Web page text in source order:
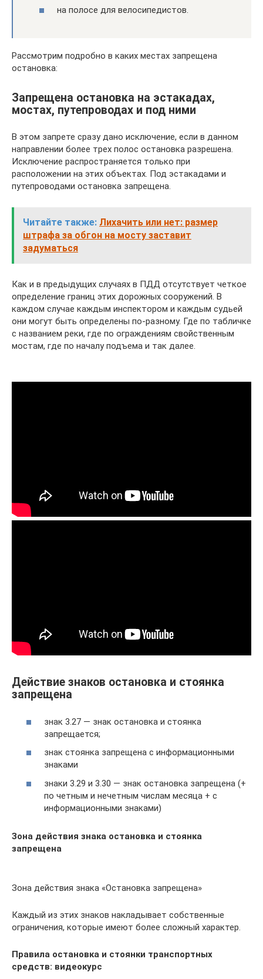
на полосе для велосипедистов.
Рассмотрим подробно в каких местах запрещена
остановка:
Запрещена остановка на эстакадах,
мостах, путепроводах и под ними
В этом запрете сразу дано исключение, если в данном
направлении более трех полос остановка разрешена.
Исключение распространяется только при
расположении на этих объектах. Под эстакадами и
путепроводами остановка запрещена.
Читайте также: Лихачить или нет: размер
штрафа за обгон на мосту заставит
задуматься
Как и в предыдущих случаях в ПДД отсутствует четкое
определение границ этих дорожных сооружений. В
каждом случае каждым инспектором и каждым судьей
они могут быть определены по-разному. Где по табличке
с названием реки, где по ограждениям свойственным
мостам, где по началу подъема и так далее.
Действие знаков остановка и стоянка
запрещена
знак 3.27 — знак остановка и стоянка
запрещается;
знак стоянка запрещена с информационными
знаками
знаки 3.29 и 3.30 — знак остановка запрещена (+
по четным и нечетным числам месяца + с
информационными знаками)
Зона действия знака остановка и стоянка
запрещена
Зона действия знака «Остановка запрещена»
Каждый из этих знаков накладывает собственные
ограничения, которые имеют более сложный характер.
Правила остановка и стоянки транспортных
средств: видеокурс